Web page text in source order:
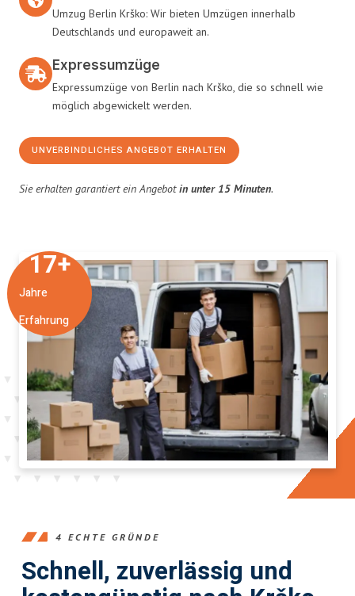
Jahre
Erfahrung
17+
Umzug Berlin Krško: Wir bieten Umzügen innerhalb
Deutschlands und europaweit an.
Expressumzüge
Expressumzüge von Berlin nach Krško, die so schnell wie
möglich abgewickelt werden.
UNVERBINDLICHES ANGEBOT ERHALTEN
Sie erhalten garantiert ein Angebotin unter 15 Minuten.
4 ECHTE GRÜNDE
Schnell, zuverlässig und